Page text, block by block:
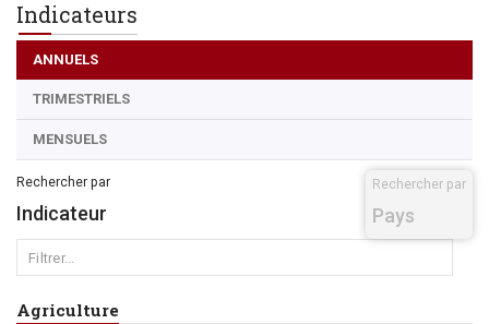
Indicateurs
ANNUELS
TRIMESTRIELS
MENSUELS
Rechercher par
Pays
Rechercher par
Indicateur
Agriculture